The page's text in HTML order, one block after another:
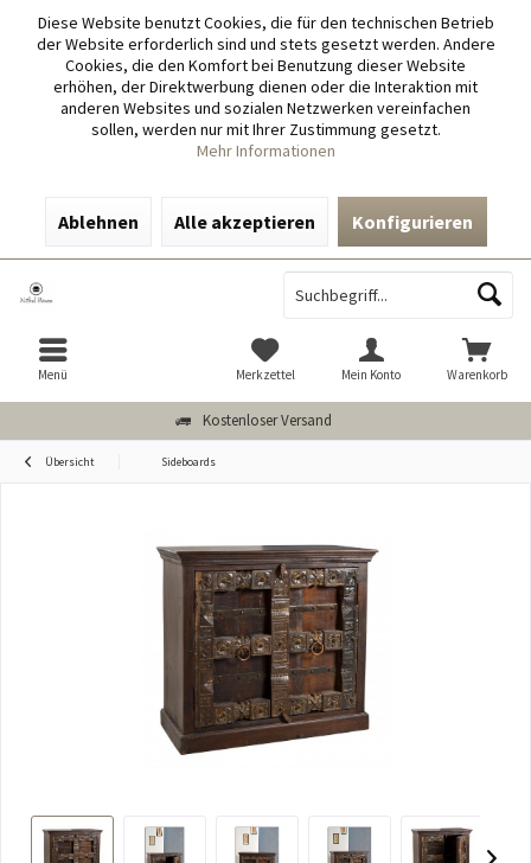
Diese Website benutzt Cookies, die für den technischen Betrieb
der Website erforderlich sind und stets gesetzt werden. Andere
Cookies, die den Komfort bei Benutzung dieser Website
erhöhen, der Direktwerbung dienen oder die Interaktion mit
anderen Websites und sozialen Netzwerken vereinfachen
sollen, werden nur mit Ihrer Zustimmung gesetzt.
Mehr Informationen
Ablehnen Alle akzeptieren Konfigurieren
Kostenloser Versand
Menü Warenkorb
Merkzettel Mein Konto
Übersicht Sideboards